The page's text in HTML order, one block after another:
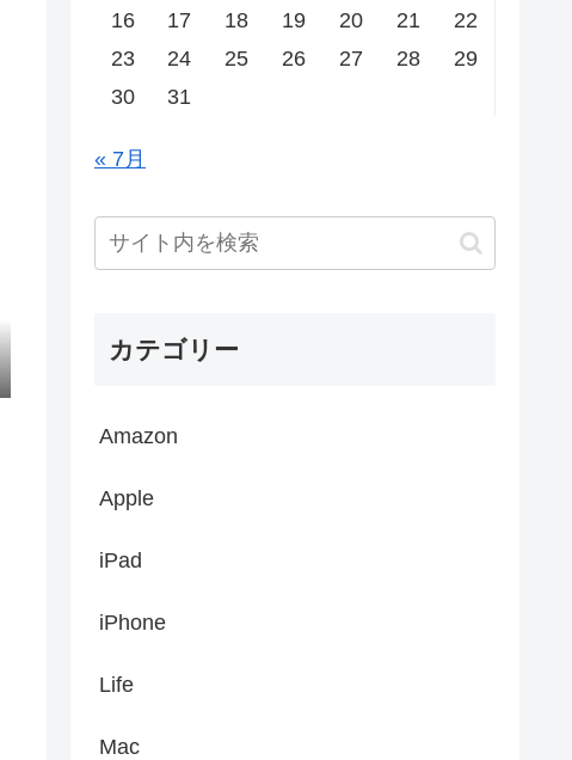
16
17 18 19 20 21
22
23
24 25 26 27 28
29
30
31
« 7月
カテゴリー
Amazon
Apple
iPad
iPhone
Life
Mac